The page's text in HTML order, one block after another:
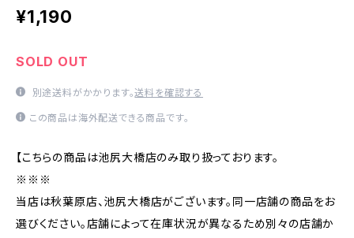
¥1,190
SOLD OUT
別途送料がかかります。送料を確認する
この商品は海外配送できる商品です。
【こちらの商品は池尻大橋店のみ取り扱っております。
※※※
当店は秋葉原店、池尻大橋店がございます。同一店舗の商品をお
選びください。店舗によって在庫状況が異なるため別々の店舗か